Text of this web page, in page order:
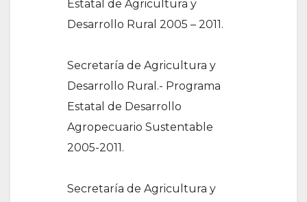
Estatal de Agricultura y
Desarrollo Rural 2005 – 2011.
Secretaría de Agricultura y
Desarrollo Rural.- Programa
Estatal de Desarrollo
Agropecuario Sustentable
2005-2011.
Secretaría de Agricultura y